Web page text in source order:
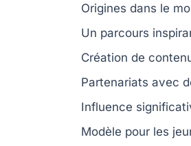
Origines dans le
Un parcours
Création de
Partenariats avec
Influence
Modèle pour les